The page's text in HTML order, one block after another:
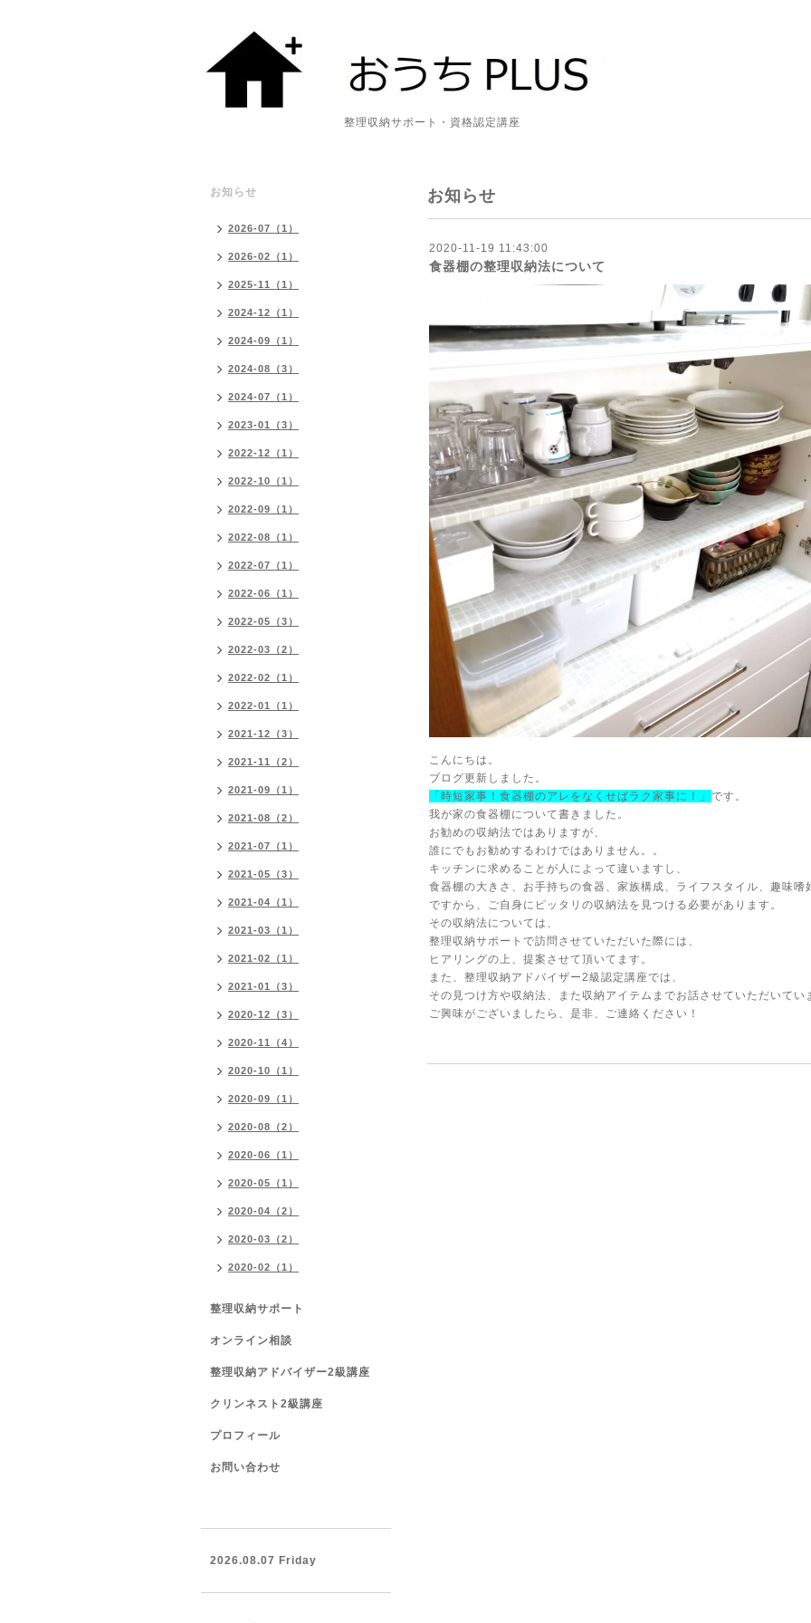
整理収納サポート・資格認定講座
お知らせ
2020-11-19 11:43:00
食器棚の整理収納法について
こんにちは。
ブログ更新しました。
「 時短家事！食器棚のアレをなくせばラク家事に！ 」 です。
我が家の食器棚について書きました。
お勧めの収納法ではありますが、
誰にでもお勧めするわけではありません。。
キッチンに求めることが人によって違いますし、
食器棚の大きさ、お手持ちの食器、家族構成、ライフスタイル、趣味嗜
ですから、ご自身にピッタリの収納法を見つける必要があります。
その収納法については、
整理収納サポートで訪問させていただいた際には、
ヒアリングの上、提案させて頂いてます。
また、整理収納アドバイザー2級認定講座では、
その見つけ方や収納法、また収納アイテムまでお話させていただいてい
ご興味がございましたら、是非、ご連絡ください！
お知らせ
2026-07（1）
2026-02（1）
2025-11（1）
2024-12（1）
2024-09（1）
2024-08（3）
2024-07（1）
2023-01（3）
2022-12（1）
2022-10（1）
2022-09（1）
2022-08（1）
2022-07（1）
2022-06（1）
2022-05（3）
2022-03（2）
2022-02（1）
2022-01（1）
2021-12（3）
2021-11（2）
2021-09（1）
2021-08（2）
2021-07（1）
2021-05（3）
2021-04（1）
2021-03（1）
2021-02（1）
2021-01（3）
2020-12（3）
2020-11（4）
2020-10（1）
2020-09（1）
2020-08（2）
2020-06（1）
2020-05（1）
2020-04（2）
2020-03（2）
2020-02（1）
整理収納サポート
オンライン相談
整理収納アドバイザー2級講座
クリンネスト2級講座
プロフィール
お問い合わせ
2026.08.07 Friday